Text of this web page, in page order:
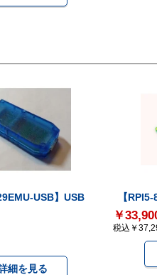
USB】USB
細を見る
【
￥
税込￥